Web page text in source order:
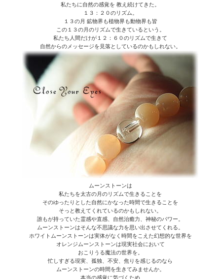
私たちに自然の感覚を 教え続けてきた。
１３：２０のリズム。
１３の月 鉱物界も植物界も動物界も皆
この１３の月のリズムで生きているという。
私たち人間だけが１２：６０のリズムで生きて
自然からのメッセージを見落としているのかもしれない。
ムーンストーンは
私たちを太古の月のリズムで生きることを
そのゆったりとした自然にかなった時間で生きることを
そっと教えてくれているのかもしれない。
誰もが持っていた霊感や直感、自然治癒力、神秘のパワー。
ムーンストーンはそんな不思議な力を思い出させてくれる。
ホワイトムーンストーンは実体がなく時間をこえた幻想的な世界を
オレンジムーンストーンは現実社会において
おこりうる魔法の世界を。
忙しすぎる現実、孤独、不安、焦りを感じるのなら
ムーンストーンの時間を生きてみませんか。
本当の感覚に気づくため